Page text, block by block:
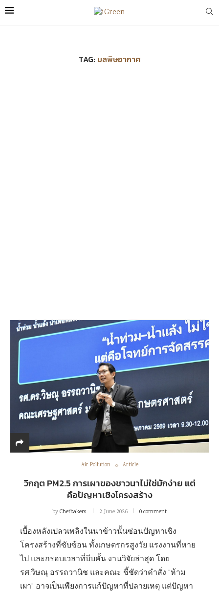
TAG: มลพิษอากาศ
Air Pollution Article
วิกฤต PM2.5 การเผาของชาวนาไม่ใช่มักง่าย แต่
คือปัญหาเชิงโครงสร้าง
byChetbakers 2 June 2026 0 comment
เบื้องหลังเปลวเพลิงในนาข้าวนั้นซ่อนปัญหาเชิง
โครงสร้างที่ซับซ้อน ทั้งเกษตรกรสูงวัย แรงงานที่หาย
ไป และกรอบเวลาที่บีบคั้น งานวิจัยล่าสุด โดย
รศ.วิษณุ อรรถวานิช และคณะ ชี้ชัดว่าคำสั่ง “ห้าม
เผา” อาจเป็นเพียงการแก้ปัญหาที่ปลายเหตุ แต่ปัญหา